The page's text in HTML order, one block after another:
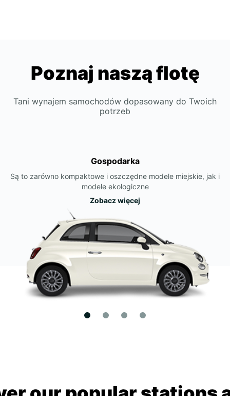
Poznaj naszą flotę
Tani wynajem samochodów dopasowany do Twoich
potrzeb
Gospodarka
Są to zarówno kompaktowe i oszczędne modele miejskie, jak i
modele ekologiczne
Zobacz więcej